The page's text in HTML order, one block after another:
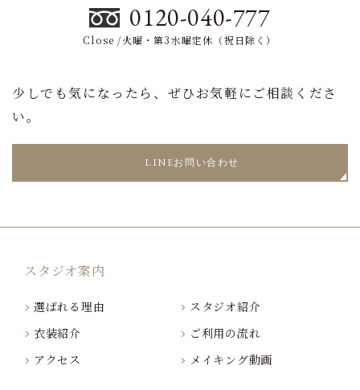
0120-040-777
Close /火曜・第3水曜定休（祝日除く）
少しでも気になったら、ぜひお気軽にご相談くださ
い。
LINEお問い合わせ
スタジオ案内
選ばれる理由
スタジオ紹介
衣装紹介
ご利用の流れ
アクセス
メイキング動画